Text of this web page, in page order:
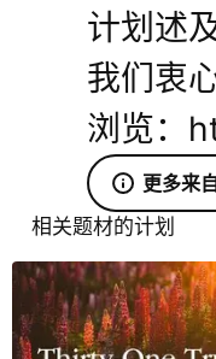
计划述
我们衷
浏览：
更多来
相关题材的计划